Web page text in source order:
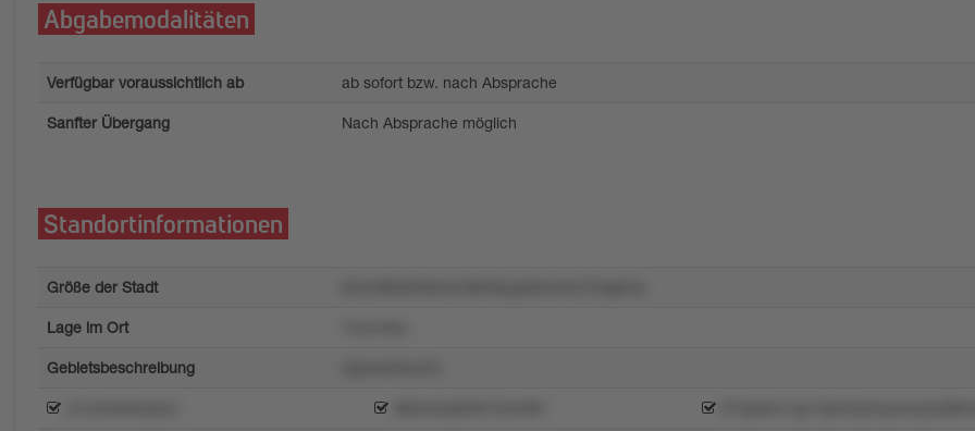
Abgabemodalitäten
Verfügbar voraussichtlich ab ab sofort bzw. nach Absprache
Sanfter Übergang Nach Absprache möglich
Standortinformationen
Größe der Stadt
Lage im Ort
Gebietsbeschreibung